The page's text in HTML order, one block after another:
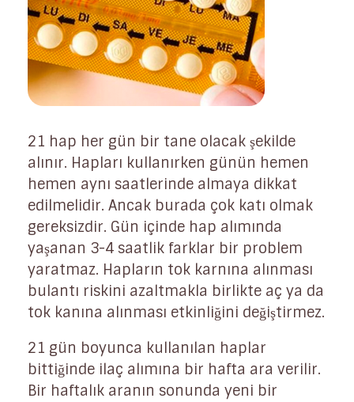
21 hap her gün bir tane olacak şekilde
alınır. Hapları kullanırken günün hemen
hemen aynı saatlerinde almaya dikkat
edilmelidir. Ancak burada çok katı olmak
gereksizdir. Gün içinde hap alımında
yaşanan 3-4 saatlik farklar bir problem
yaratmaz. Hapların tok karnına alınması
bulantı riskini azaltmakla birlikte aç ya da
tok kanına alınması etkinliğini değiştirmez.
21 gün boyunca kullanılan haplar
bittiğinde ilaç alımına bir hafta ara verilir.
Bir haftalık aranın sonunda yeni bir